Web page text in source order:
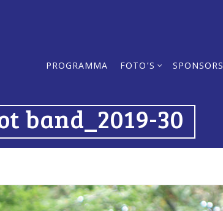
PROGRAMMA FOTO’S SPONSORS
band_2019-30